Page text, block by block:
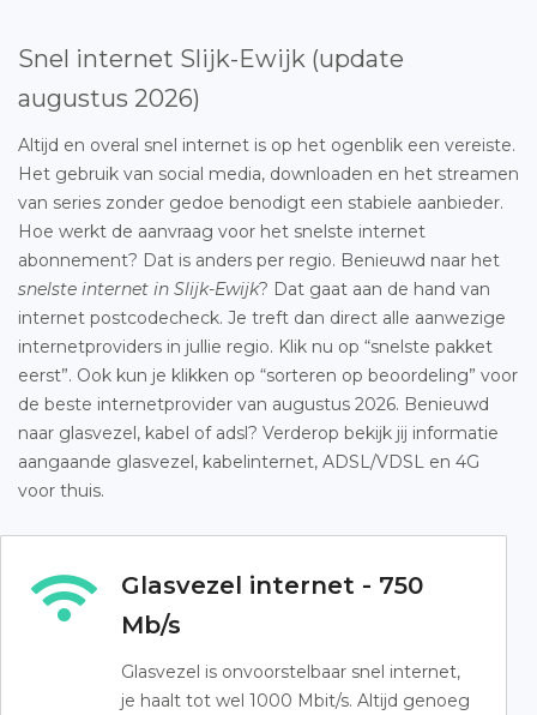
Snel internet Slijk-Ewijk (update
augustus 2026)
Altijd en overal snel internet is op het ogenblik een vereiste.
Het gebruik van social media, downloaden en het streamen
van series zonder gedoe benodigt een stabiele aanbieder.
Hoe werkt de aanvraag voor het snelste internet
abonnement? Dat is anders per regio. Benieuwd naar het
snelste internet in Slijk-Ewijk? Dat gaat aan de hand van
internet postcodecheck. Je treft dan direct alle aanwezige
internetproviders in jullie regio. Klik nu op “snelste pakket
eerst”. Ook kun je klikken op “sorteren op beoordeling” voor
de beste internetprovider van augustus 2026. Benieuwd
naar glasvezel, kabel of adsl? Verderop bekijk jij informatie
aangaande glasvezel, kabelinternet, ADSL/VDSL en 4G
voor thuis.
Glasvezel internet - 750
Mb/s
Glasvezel is onvoorstelbaar snel internet,
je haalt tot wel 1000 Mbit/s. Altijd genoeg